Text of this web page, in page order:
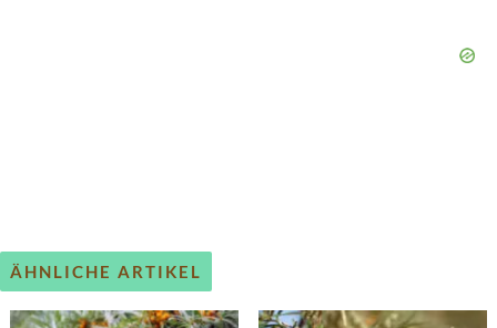
ÄHNLICHE ARTIKEL